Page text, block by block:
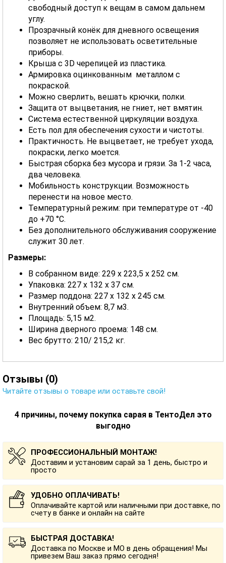
свободный доступ к вещам в самом дальнем
углу.
Прозрачный конёк для дневного освещения
позволяет не использовать осветительные
приборы.
Крыша с 3D черепицей из пластика.
Армировка оцинкованным металлом с
покраской.
Можно сверлить, вешать крючки, полки.
Защита от выцветания, не гниет, нет вмятин.
Система естественной циркуляции воздуха.
Есть пол для обеспечения сухости и чистоты.
Практичность. Не выцветает, не требует ухода,
покраски, легко моется.
Быстрая сборка без мусора и грязи. За 1-2 часа,
два человека.
Мобильность конструкции. Возможность
перенести на новое место.
Температурный режим: при температуре от -40
до +70 °С.
Без дополнительного обслуживания сооружение
служит 30 лет.
Размеры:
В собранном виде: 229 x 223,5 x 252 см.
Упаковка: 227 x 132 x 37 см.
Размер поддона: 227 x 132 x 245 см.
Внутренний объем: 8,7 м3.
Площадь: 5,15 м2.
Ширина дверного проема: 148 см.
Вес брутто: 210/ 215,2 кг.
Отзывы (0)
Читайте отзывы о товаре или оставьте свой!
4 причины, почему покупка сарая в ТентоДел это
выгодно
ПРОФЕССИОНАЛЬНЫЙ МОНТАЖ!
Доставим и установим сарай за 1 день, быстро и
просто
УДОБНО ОПЛАЧИВАТЬ!
Оплачивайте картой или наличными при доставке, по
счету в банке и онлайн на сайте
БЫСТРАЯ ДОСТАВКА!
Доставка по Москве и МО в день обращения! Мы
привезем Ваш заказ прямо сегодня!